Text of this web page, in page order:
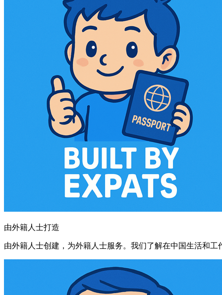
由外籍人士打造
由外籍人士创建，为外籍人士服务。我们了解在中国生活和工